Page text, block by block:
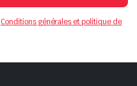
Conditions générales et politique de